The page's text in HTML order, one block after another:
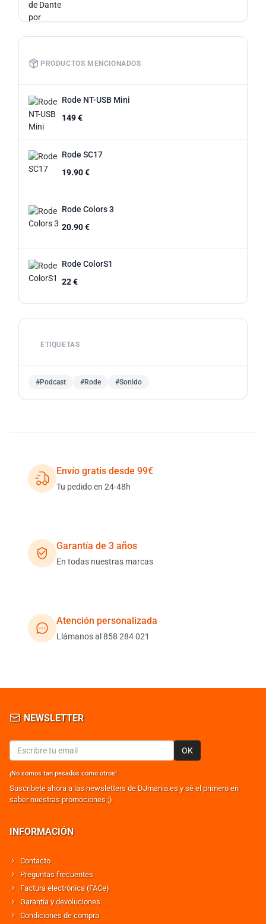
PRODUCTOS MENCIONADOS
Rode NT-USB Mini
149 €
Rode SC17
19.90 €
Rode Colors 3
20.90 €
Rode ColorS1
22 €
ETIQUETAS
#Podcast #Rode #Sonido
Envío gratis desde 99€
Tu pedido en 24-48h
Garantía de 3 años
En todas nuestras marcas
Atención personalizada
Llámanos al 858 284 021
NEWSLETTER
OK
¡No somos tan pesados como otros!
Suscribete ahora a las newsletters de DJmania.es y sé el primero en
saber nuestras promociones ;)
INFORMACIÓN
Contacto
Preguntas frecuentes
Factura electrónica (FACe)
Garantía y devoluciones
Condiciones de compra